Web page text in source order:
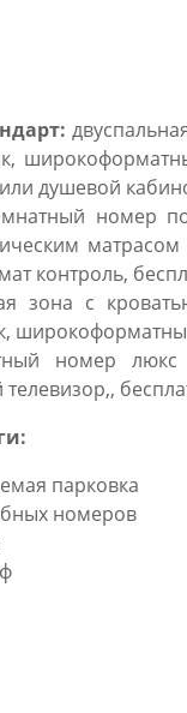
душевой
номер
контроль,
зона с
номер
парковка
номеров